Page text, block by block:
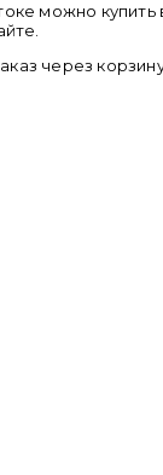
можно
через